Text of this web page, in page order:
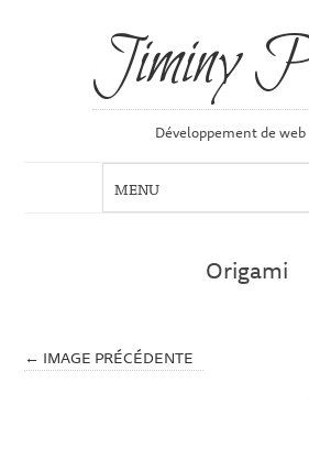
Jiminy
Développement de web
Origami
← IMAGE PRÉCÉDENTE